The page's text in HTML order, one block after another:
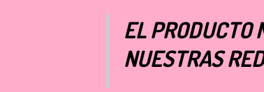
EL PRODUCTO
NUESTRAS